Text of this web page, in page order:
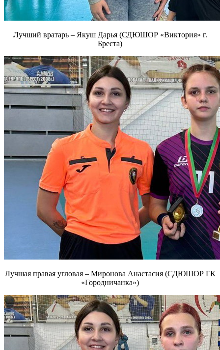
Лучший вратарь – Якуш Дарья (СДЮШОР «Виктория» г.
Бреста)
Лучшая правая угловая – Миронова Анастасия (СДЮШОР ГК
«Городничанка»)